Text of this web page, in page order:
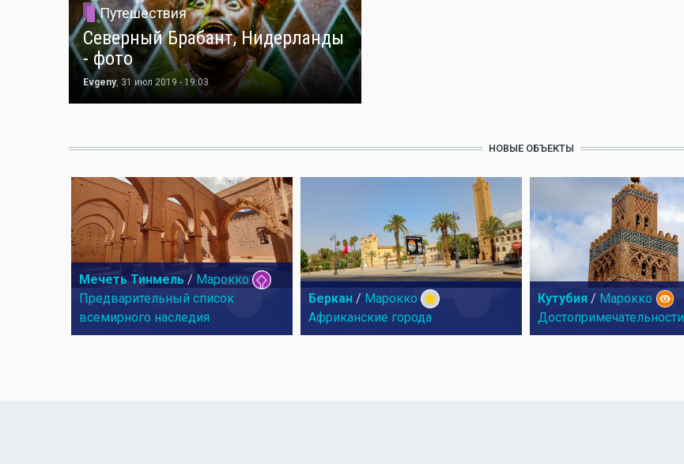
Путешествия
Северный Брабант, Нидерланды
- фото
Evgeny, 31 июл 2019 - 19:03
НОВЫЕ ОБЪЕКТЫ
Мечеть Тинмель / Марокко
Предварительный список
всемирного наследия
Беркан / Марокко
Африканские города
Кутубия / Марокко
Достопримечательности